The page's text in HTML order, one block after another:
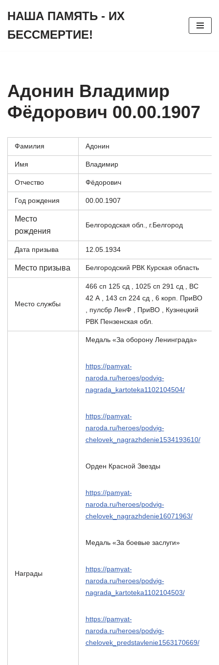
к
НАША ПАМЯТЬ - ИХ
БЕССМЕРТИЕ!
Адонин Владимир
Фёдорович 00.00.1907
Фамилия Адонин
Имя Владимир
Отчество Фёдорович
Год рождения 00.00.1907
Место
рождения
Белгородская обл., г.Белгород
Дата призыва 12.05.1934
Место призыва Белгородский РВК Курская область
Место службы
466 сп 125 сд , 1025 сп 291 сд , ВС
42 А , 143 сп 224 сд , 6 корп. ПриВО
, пулсбр ЛенФ , ПриВО , Кузнецкий
РВК Пензенская обл.
Награды
Медаль «За оборону Ленинграда»
https://pamyat-
naroda.ru/heroes/podvig-
nagrada_kartoteka1102104504/
https://pamyat-
naroda.ru/heroes/podvig-
chelovek_nagrazhdenie1534193610/
Орден Красной Звезды
https://pamyat-
naroda.ru/heroes/podvig-
chelovek_nagrazhdenie16071963/
Медаль «За боевые заслуги»
https://pamyat-
naroda.ru/heroes/podvig-
nagrada_kartoteka1102104503/
https://pamyat-
naroda.ru/heroes/podvig-
chelovek_predstavlenie1563170669/